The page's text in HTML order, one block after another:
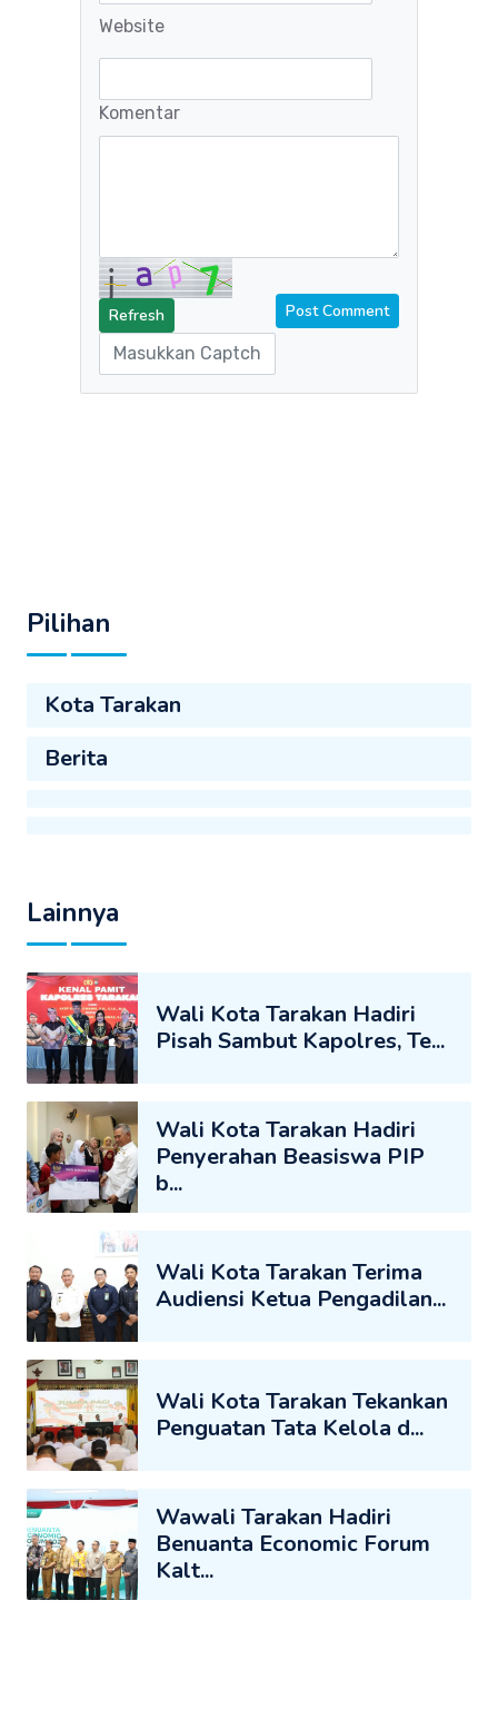
Website
Komentar
Refresh
Pilihan
Kota Tarakan
Berita
Lainnya
Wali Kota Tarakan Hadiri
Pisah Sambut Kapolres, Te...
Wali Kota Tarakan Hadiri
Penyerahan Beasiswa PIP
b...
Wali Kota Tarakan Terima
Audiensi Ketua Pengadilan...
Wali Kota Tarakan Tekankan
Penguatan Tata Kelola d...
Wawali Tarakan Hadiri
Benuanta Economic Forum
Kalt...